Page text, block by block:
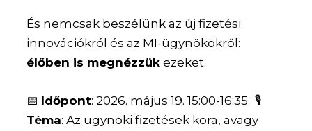
És nemcsak beszélünk az új fizetési
innovációkról és az MI-ügynökökről:
élőben is megnézzük ezeket.
📅 Időpont: 2026. május 19. 15:00-16:35 🎙️
Téma: Az ügynöki fizetések kora, avagy